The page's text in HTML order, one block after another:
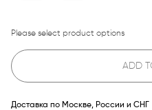
Please select product options
ADD
Доставка по Москве, России и СНГ